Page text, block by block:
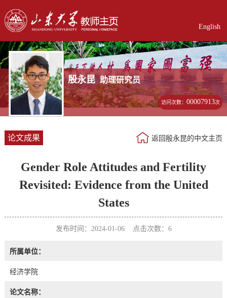
English
殷永昆 助理研究员
访问次数：00007913次
论文成果 返回殷永昆的中文主页
Gender Role Attitudes and Fertility
Revisited: Evidence from the United
States
发布时间：2024-01-06 点击次数： 6
所属单位：
经济学院
论文名称：